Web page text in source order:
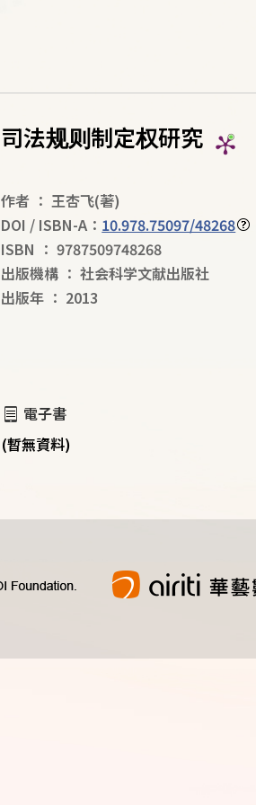
司法规则制定权研究
作者 ： 王杏飞(著)
DOI / ISBN-A： 10.978.75097/48268
ISBN ： 9787509748268
出版機構 ： 社会科学文献出版社
出版年 ： 2013
電子書
(暫無資料)